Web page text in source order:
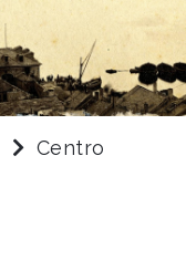
Centro